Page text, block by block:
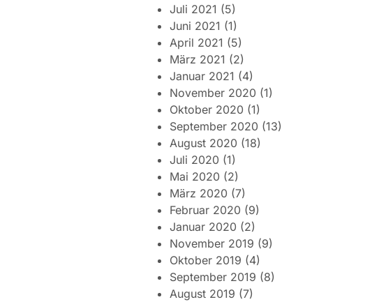
Juli 2021 (5)
Juni 2021 (1)
April 2021 (5)
März 2021 (2)
Januar 2021 (4)
November 2020 (1)
Oktober 2020 (1)
September 2020 (13)
August 2020 (18)
Juli 2020 (1)
Mai 2020 (2)
März 2020 (7)
Februar 2020 (9)
Januar 2020 (2)
November 2019 (9)
Oktober 2019 (4)
September 2019 (8)
August 2019 (7)